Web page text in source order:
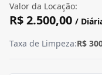
Valor da Locação:
R$ 2.500,00 /
Taxa de Limpeza:R$